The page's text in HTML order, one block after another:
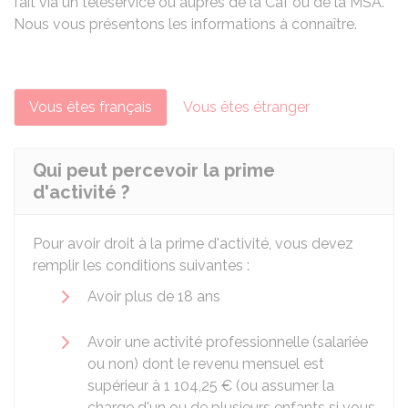
Nous vous présentons les informations à connaître.
Vous êtes français Vous êtes étranger
Qui peut percevoir la prime
d'activité ?
Pour avoir droit à la prime d'activité, vous devez
remplir les conditions suivantes :
Avoir plus de 18 ans
Avoir une activité professionnelle (salariée
ou non) dont le revenu mensuel est
supérieur à 1 104,25 € (ou assumer la